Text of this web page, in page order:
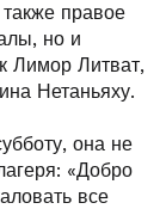
правое
но и
Лимор Литват,
Нетаньяху.
она не
«Добро
все